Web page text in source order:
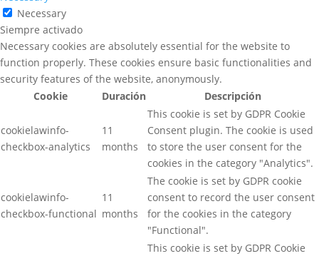
Necessary
Siempre activado
Necessary cookies are absolutely essential for the website to
function properly. These cookies ensure basic functionalities and
security features of the website, anonymously.
Cookie
Duración Descripción
cookielawinfo-
checkbox-analytics
11
months
This cookie is set by GDPR Cookie
Consent plugin. The cookie is used
to store the user consent for the
cookies in the category "Analytics".
cookielawinfo-
checkbox-functional
11
months
The cookie is set by GDPR cookie
consent to record the user consent
for the cookies in the category
"Functional".
This cookie is set by GDPR Cookie